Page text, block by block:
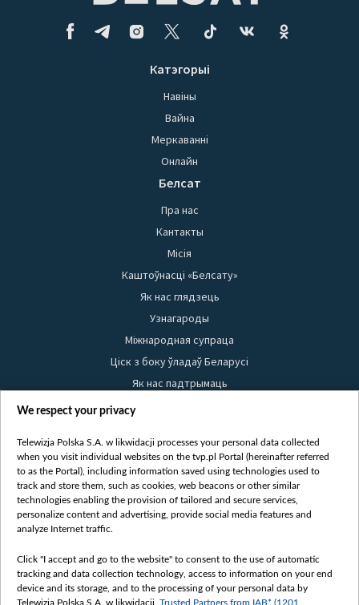
Катэгорыі
Навіны
Вайна
Меркаванні
Онлайн
Белсат
Пра нас
Кантакты
Місія
Каштоўнасці «Белсату»
Як нас глядзець
Узнагароды
Міжнародная супраца
Ціск з боку ўладаў Беларусі
Як нас падтрымаць
Правілы выкарыстання матэрыялаў
Бяспека
Youtube
Белсат news
Белсат Shorts
Жэстачайшы мульт
Belsat English
We respect your privacy
Telewizja Polska S.A. w likwidacji processes your personal data collected
when you visit individual websites on the tvp.pl Portal (hereinafter referred
to as the Portal), including information saved using technologies used to
track and store them, such as cookies, web beacons or other similar
technologies enabling the provision of tailored and secure services,
personalize content and advertising, provide social media features and
analyze Internet traffic.
Click "I accept and go to the website" to consent to the use of automatic
tracking and data collection technology, access to information on your end
device and its storage, and to the processing of your personal data by
Telewizja Polska S.A. w likwidacji, Trusted Partners from IAB* (1201